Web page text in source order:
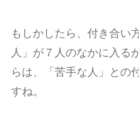
もしかしたら、付き合い
人」が７人のなかに入る
らは、「苦手な人」との
すね。